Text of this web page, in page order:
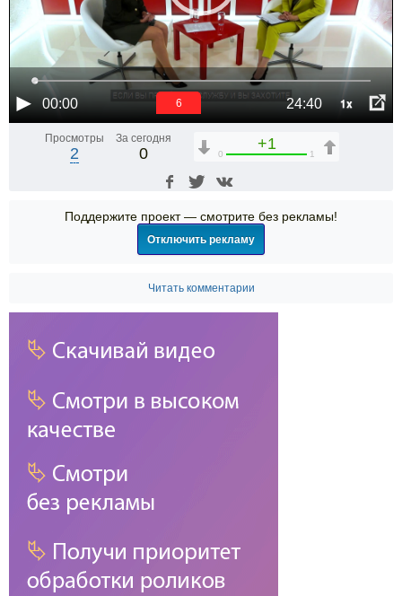
00:00 24:40 1x
6
Просмотры
2
За сегодня
0
+1
0 1
Поддержите проект — смотрите без рекламы!
Отключить рекламу
Читать комментарии